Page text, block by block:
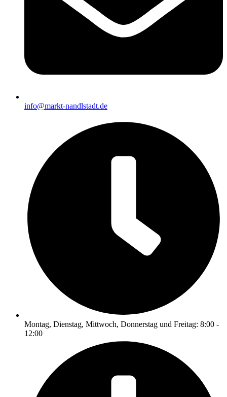
info@markt-nandlstadt.de
Montag, Dienstag, Mittwoch, Donnerstag und Freitag: 8:00 -
12:00